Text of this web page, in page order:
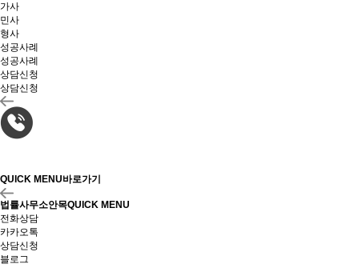
가사
민사
형사
성공사례
성공사례
상담신청
상담신청
QUICK MENU바로가기
법률사무소안목QUICK MENU
전화상담
카카오톡
상담신청
블로그